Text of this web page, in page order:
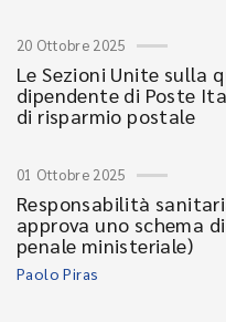
20 Ottobre 2025
Le Sezioni Unite sulla
dipendente di Poste
di risparmio postale
01 Ottobre 2025
Responsabilità
approva uno schema
penale ministeriale)
Paolo Piras